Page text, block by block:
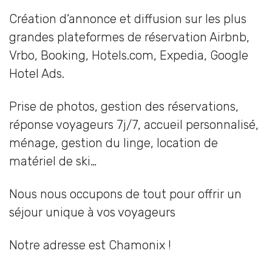
Création d’annonce et diffusion sur les plus
grandes plateformes de réservation Airbnb,
Vrbo, Booking, Hotels.com, Expedia, Google
Hotel Ads.
Prise de photos, gestion des réservations,
réponse voyageurs 7j/7, accueil personnalisé,
ménage, gestion du linge, location de
matériel de ski…
Nous nous occupons de tout pour offrir un
séjour unique à vos voyageurs
Notre adresse est Chamonix !